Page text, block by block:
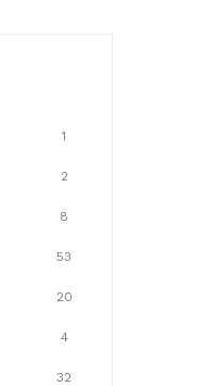
1
2
8
53
20
4
32